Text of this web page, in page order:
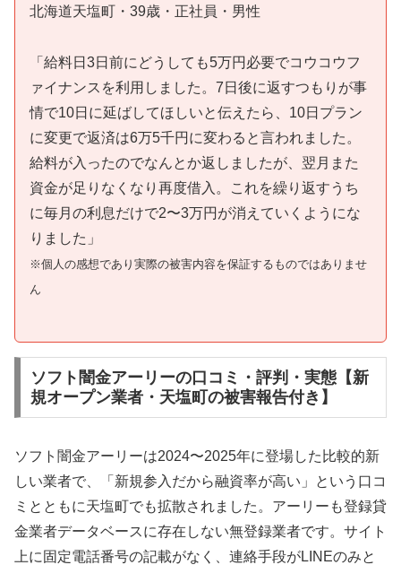
北海道天塩町・39歳・正社員・男性
「給料日3日前にどうしても5万円必要でコウコウフ
ァイナンスを利用しました。7日後に返すつもりが事
情で10日に延ばしてほしいと伝えたら、10日プラン
に変更で返済は6万5千円に変わると言われました。
給料が入ったのでなんとか返しましたが、翌月また
資金が足りなくなり再度借入。これを繰り返すうち
に毎月の利息だけで2〜3万円が消えていくようにな
りました」
※個人の感想であり実際の被害内容を保証するものではありませ
ん
ソフト闇金アーリーの口コミ・評判・実態【新
規オープン業者・天塩町の被害報告付き】
ソフト闇金アーリーは2024〜2025年に登場した比較的新
しい業者で、「新規参入だから融資率が高い」という口コ
ミとともに天塩町でも拡散されました。アーリーも登録貸
金業者データベースに存在しない無登録業者です。サイト
上に固定電話番号の記載がなく、連絡手段がLINEのみと